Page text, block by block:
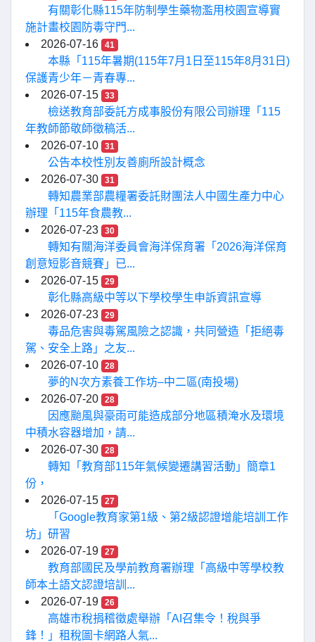
有關彰化縣115年防制學生藥物濫用校園宣導實
施計畫校園防毒守門...
2026-07-16
41
本縣「115年暑期(115年7月1日至115年8月31日)
保護青少年－青春專...
2026-07-15
33
檢送教育部委託方成事股份有限公司辦理「115
年教師節敬師徵稿活...
2026-07-10
31
公告本校性別友善廁所設計概念
2026-07-30
31
轉知農業部農糧署委託財團法人中國生產力中心
辦理「115年食農教...
2026-07-23
30
轉知有關海洋委員會海洋保育署「2026海洋保育
創意短影音競賽」已...
2026-07-15
29
彰化縣高級中等以下學校學生申訴資訊宣導
2026-07-23
29
毒品危害與毒駕風險之認識，共同營造「拒絕毒
駕、安全上路」之友...
2026-07-10
28
夢的N次方素養工作坊–中二區(南投場)
2026-07-20
28
因應颱風與豪雨可能造成部分地區積淹水及環境
中積水容器增加，請...
2026-07-30
28
轉知「教育部115年氣候變遷講習活動」簡章1
份，
2026-07-15
27
「Google教育家第1級、第2級認證增能培訓工作
坊」研習
2026-07-19
27
教育部國民及學前教育署辦理「高級中等學校教
師本土語文認證培訓...
2026-07-19
26
高雄市稅捐稽徵處舉辦「AI召集令！稅與爭
鋒！」租稅圖卡網路人氣...